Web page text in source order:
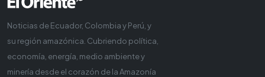
Noticias de Ecuador, Colombia y Perú, y
su región amazónica. Cubriendo política,
economía, energía, medio ambiente y
minería desde el corazón de la Amazonía